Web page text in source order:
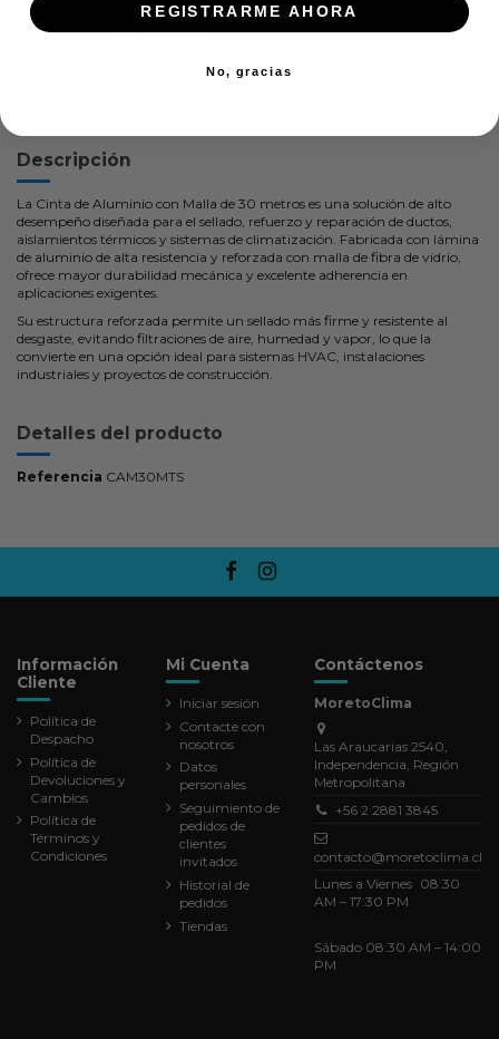
En stock:
Descripción
La Cinta de Aluminio con Malla de 30 metros es una solución de alto
desempeño diseñada para el sellado, refuerzo y reparación de ductos,
aislamientos térmicos y sistemas de climatización. Fabricada con lámina
de aluminio de alta resistencia y reforzada con malla de fibra de vidrio,
ofrece mayor durabilidad mecánica y excelente adherencia en
aplicaciones exigentes.
Su estructura reforzada permite un sellado más firme y resistente al
desgaste, evitando filtraciones de aire, humedad y vapor, lo que la
convierte en una opción ideal para sistemas HVAC, instalaciones
industriales y proyectos de construcción.
Detalles del producto
Referencia CAM30MTS
Información
Cliente
Política de
Despacho
Política de
Devoluciones y
Cambios
Política de
Términos y
Condiciones
Mi Cuenta
Iniciar sesión
Contacte con
nosotros
Datos
personales
Seguimiento de
pedidos de
clientes
invitados
Historial de
pedidos
Tiendas
Contáctenos
MoretoClima
Las Araucarias 2540,
Independencia, Región
Metropolitana
+56 2 2881 3845
contacto@moretoclima.cl
Lunes a Viernes 08:30
AM – 17:30 PM
Sábado 08:30 AM – 14:00
PM
REGISTRARME AHORA
No, gracias